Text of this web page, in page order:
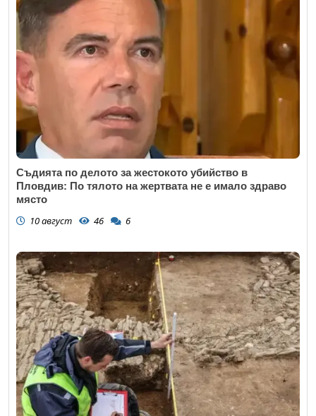
Съдията по делото за жестокото убийство в
Пловдив: По тялото на жертвата не е имало здраво
място
10 август 46 6